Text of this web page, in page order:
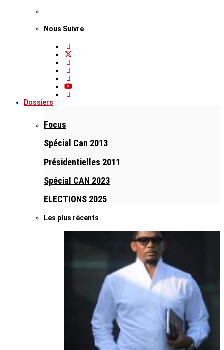
Nous Suivre
Dossiers
Focus
Spécial Can 2013
Présidentielles 2011
Spécial CAN 2023
ELECTIONS 2025
Les plus récents